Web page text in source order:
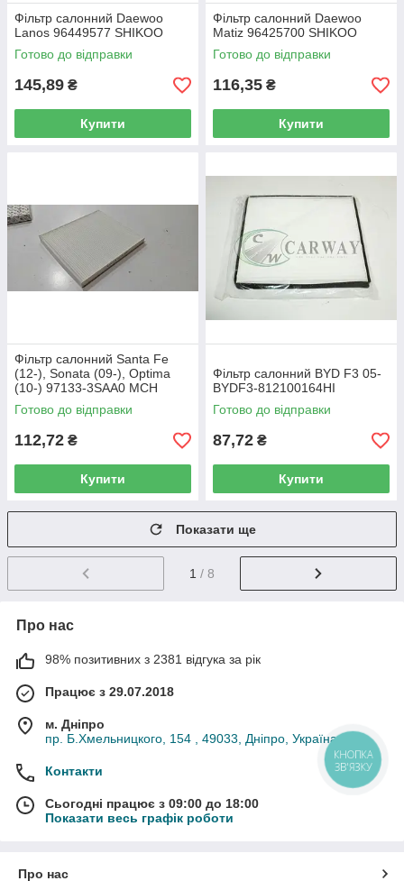
Фільтр салонний Daewoo
Lanos 96449577 SHIKOO
Готово до відправки
145,89 ₴
Купити
Фільтр салонний Daewoo
Matiz 96425700 SHIKOO
Готово до відправки
116,35 ₴
Купити
Фільтр салонний Santa Fe
(12-), Sonata (09-), Optima
(10-) 97133-3SAA0 MCH
autoast
Готово до відправки
112,72 ₴
Купити
Фільтр салонний BYD F3 05-
BYDF3-812100164HI
Готово до відправки
87,72 ₴
Купити
Показати ще
1 / 8
Про нас
98% позитивних з 2381 відгука за рік
Працює з 29.07.2018
м. Дніпро
пр. Б.Хмельницкого, 154 , 49033, Дніпро, Україна
Контакти
Сьогодні працює з 09:00 до 18:00
Показати весь графік роботи
Про нас